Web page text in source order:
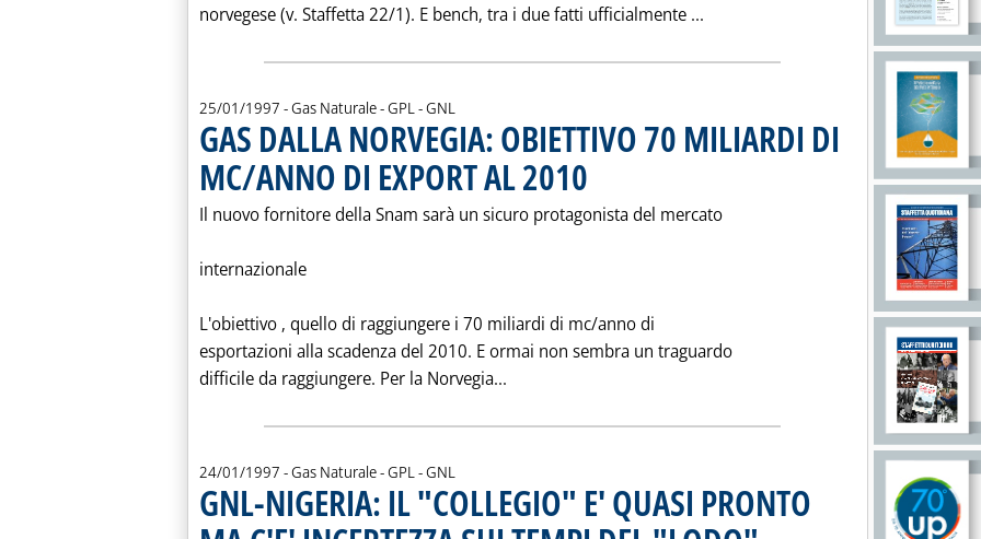
norvegese (v. Staffetta 22/1). E bench‚ tra i due fatti ufficialmente ... Leggi tutta la notizia: 'DA LAGOS
25/01/1997 - Gas Naturale - GPL - GNL
GAS DALLA NORVEGIA: OBIETTIVO 70 MILIARDI DI
MC/ANNO DI EXPORT AL 2010
Il nuovo fornitore della Snam sarà un sicuro protagonista del mercato
internazionale
L'obiettivo ‚ quello di raggiungere i 70 miliardi di mc/anno di
esportazioni alla scadenza del 2010. E ormai non sembra un traguardo
difficile da raggiungere. Per la Norvegia... Leggi tutta la notizia: 'GAS DALLA NORVEGIA: OBIETTIVO
24/01/1997 - Gas Naturale - GPL - GNL
GNL-NIGERIA: IL "COLLEGIO" E' QUASI PRONTO
. Pubblicata venerdì 24 gennaio 1997 alle